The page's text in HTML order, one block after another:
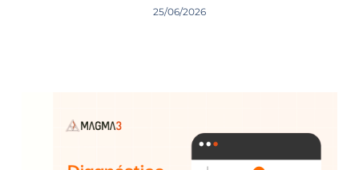
25/06/2026